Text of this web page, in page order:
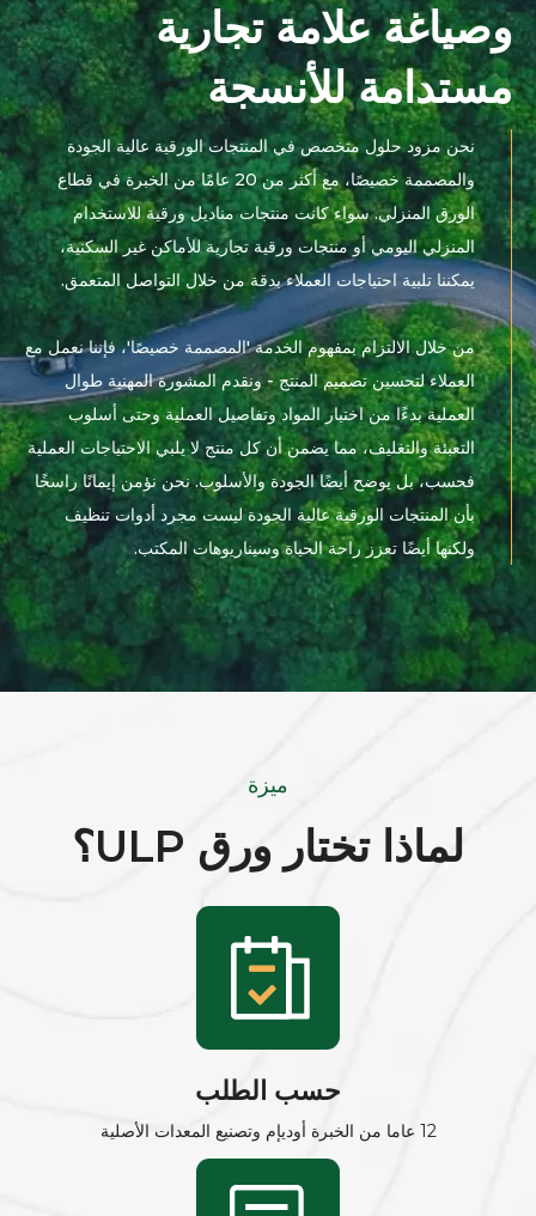
وصياغة علامة تجارية
مستدامة للأنسجة
نحن مزود حلول متخصص في المنتجات الورقية عالية الجودة
والمصممة خصيصًا، مع أكثر من 20 عامًا من الخبرة في قطاع
الورق المنزلي. سواء كانت منتجات مناديل ورقية للاستخدام
المنزلي اليومي أو منتجات ورقية تجارية للأماكن غير السكنية،
يمكننا تلبية احتياجات العملاء بدقة من خلال التواصل المتعمق.​
من خلال الالتزام بمفهوم الخدمة 'المصممة خصيصًا'، فإننا نعمل مع
العملاء لتحسين تصميم المنتج - ونقدم المشورة المهنية طوال
العملية بدءًا من اختيار المواد وتفاصيل العملية وحتى أسلوب
التعبئة والتغليف، مما يضمن أن كل منتج لا يلبي الاحتياجات العملية
فحسب، بل يوضح أيضًا الجودة والأسلوب. نحن نؤمن إيمانًا راسخًا
بأن المنتجات الورقية عالية الجودة ليست مجرد أدوات تنظيف
ولكنها أيضًا تعزز راحة الحياة وسيناريوهات المكتب.
ميزة
لماذا تختار ورق ULP؟
حسب الطلب
12 عاما من الخبرة أوديإم وتصنيع المعدات الأصلية